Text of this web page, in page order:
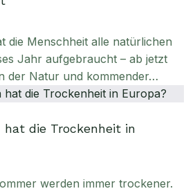
die Menschheit alle natürlichen
Jahr aufgebraucht – ab jetzt
der Natur und kommender…
hat die Trockenheit in
werden immer trockener.